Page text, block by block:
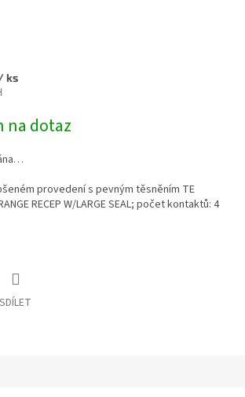
ks
na dotaz
provedení s pevným těsněním TE
RECEP W/LARGE SEAL; počet kontaktů: 4
SDÍLET